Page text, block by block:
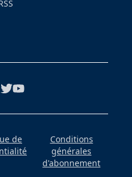
de
Conditions
générales
d'abonnement